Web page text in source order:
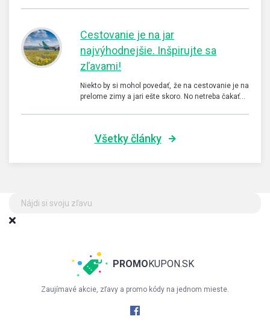
Cestovanie je na jar
najvýhodnejšie. Inšpirujte sa
zľavami!
Niekto by si mohol povedať, že na cestovanie je na
prelome zimy a jari ešte skoro. No netreba čakať…
Všetky články
PROMOKUPON.SK
Zaujímavé akcie, zľavy a promo kódy na jednom mieste.